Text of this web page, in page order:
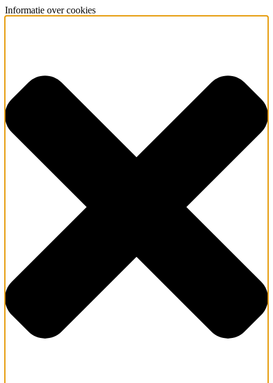
Informatie over cookies